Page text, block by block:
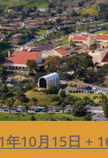
年10月15日 +